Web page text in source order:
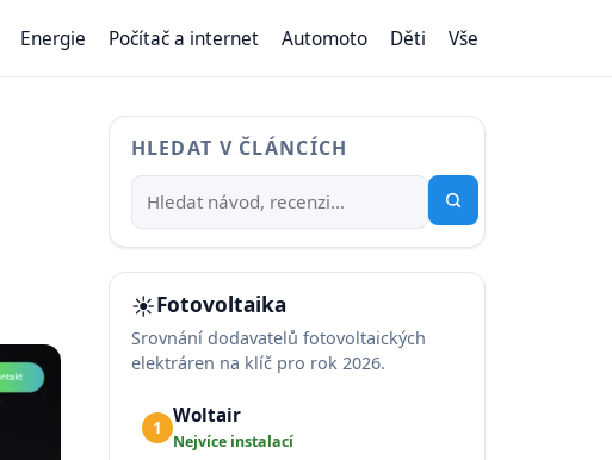
Energie Počítač a internet Automoto Děti Vše
HLEDAT V ČLÁNCÍCH
☀️Fotovoltaika
Srovnání dodavatelů fotovoltaických
elektráren na klíč pro rok 2026.
1 Woltair
Nejvíce instalací